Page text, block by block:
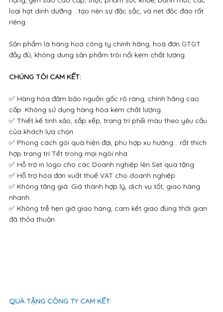
loại hạt dinh dưỡng ...tạo nên sự đặc sắc, và nét độc đáo rất
riêng.
Sản phẩm là hàng hoá công ty chính hãng, hoá đơn GTGT
đầy đủ, không dung sản phẩm trôi nổi kém chất lượng.
CHÚNG TÔI CAM KẾT:
✅ Hàng hóa đảm bảo nguồn gốc rõ ràng, chính hãng cao
cấp. Không sử dụng hàng hóa kém chất lượng
✅ Thiết kế tinh xảo, sắp xếp, trang trí phối màu theo yêu cầu
của khách lựa chọn
✅ Phong cách gói quà hiện đại, phù hợp xu hướng… rất thích
hợp trang trí Tết trong mọi ngôi nhà
✅ Hỗ trợ in logo cho các Doanh nghiệp lên Set quà tặng
✅ Hỗ trợ hóa đơn xuất thuế VAT cho doanh nghiệp
✅ Không tăng giá. Giá thành hợp lý, dịch vụ tốt, giao hàng
nhanh.
✅ Không trễ hẹn giờ giao hàng, cam kết giao đúng thời gian
đã thỏa thuận
QUÀ TẶNG CÔNG TY CAM KẾT: